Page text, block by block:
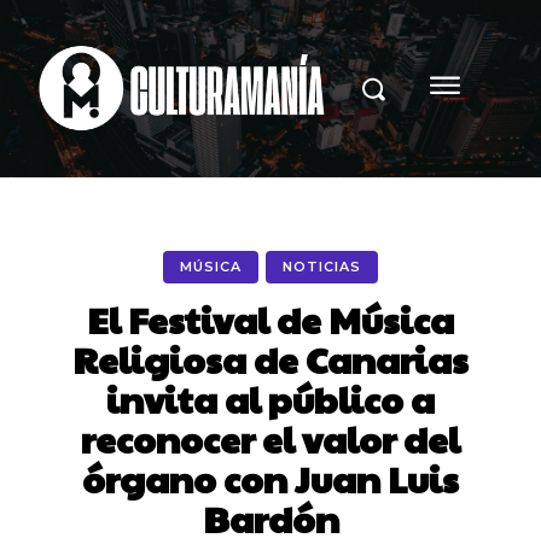
MÚSICA NOTICIAS
El Festival de Música
Religiosa de Canarias
invita al público a
reconocer el valor del
órgano con Juan Luis
Bardón